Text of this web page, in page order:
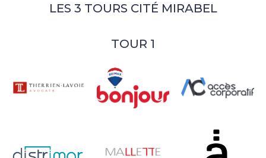
LES 3 TOURS CITÉ MIRABEL
TOUR 1